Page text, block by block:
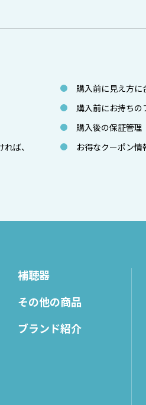
購入前に見え方
購入前にお持ち
購入後の保証管理
ば、
お得なクーポン情
補聴器
その他の商品
ブランド紹介